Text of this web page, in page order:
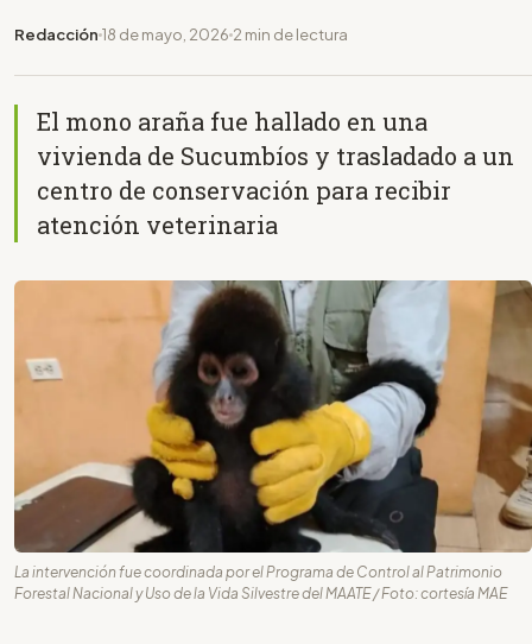
Redacción 18 de mayo, 2026 2 min de lectura
El mono araña fue hallado en una
vivienda de Sucumbíos y trasladado a un
centro de conservación para recibir
atención veterinaria
La intervención fue coordinada por el Programa de Control al Patrimonio
Forestal Nacional y Uso de la Vida Silvestre del MAATE / Foto: cortesía MAE